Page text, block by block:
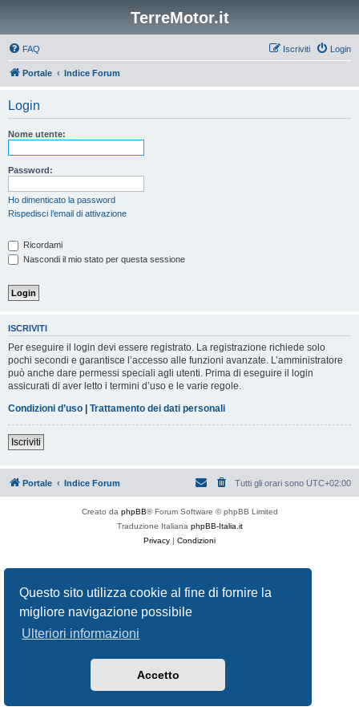
Questo sito utilizza cookie al fine di fornire la
migliore navigazione possibile
Ulteriori informazioni
Accetto
TerreMotor.it
FAQ Login
Iscriviti
Portale Indice Forum
Login
Nome utente:
Password:
Ho dimenticato la password
Rispedisci l’email di attivazione
Ricordami
Nascondi il mio stato per questa sessione
ISCRIVITI
Per eseguire il login devi essere registrato. La registrazione richiede solo
pochi secondi e garantisce l’accesso alle funzioni avanzate. L’amministratore
può anche dare permessi speciali agli utenti. Prima di eseguire il login
assicurati di aver letto i termini d’uso e le varie regole.
Condizioni d’uso | Trattamento dei dati personali
Iscriviti
Portale Indice Forum Tutti gli orari sono UTC+02:00
Creato da phpBB® Forum Software © phpBB Limited
Traduzione Italiana phpBB-Italia.it
Privacy | Condizioni